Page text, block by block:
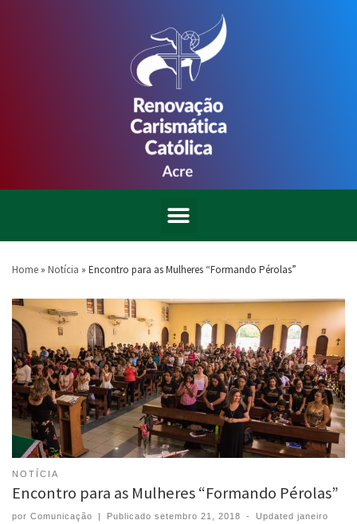
Home » Notícia » Encontro para as Mulheres “Formando Pérolas”
NOTÍCIA
Encontro para as Mulheres “Formando Pérolas”
por Comunicação Publicadosetembro 21, 2018 - Updatedjaneiro